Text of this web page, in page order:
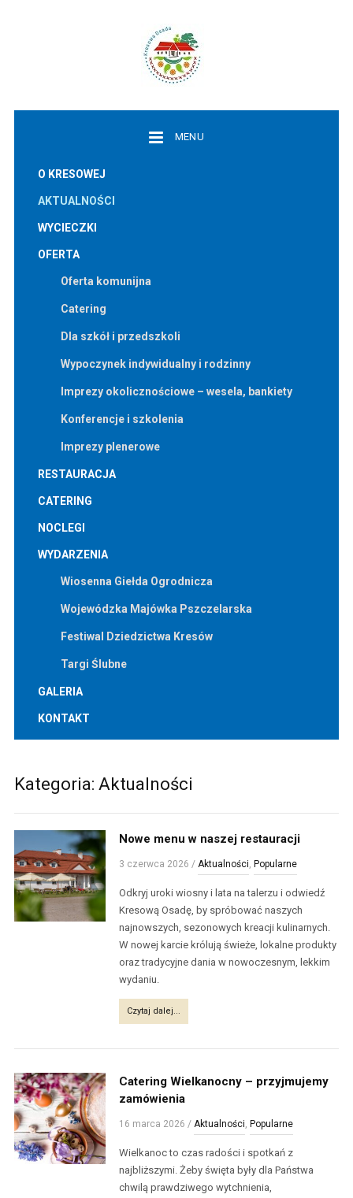
MENU
O KRESOWEJ
AKTUALNOŚCI
WYCIECZKI
OFERTA
Oferta komunijna
Catering
Dla szkół i przedszkoli
Wypoczynek indywidualny i rodzinny
Imprezy okolicznościowe – wesela, bankiety
Konferencje i szkolenia
Imprezy plenerowe
RESTAURACJA
CATERING
NOCLEGI
WYDARZENIA
Wiosenna Giełda Ogrodnicza
Wojewódzka Majówka Pszczelarska
Festiwal Dziedzictwa Kresów
Targi Ślubne
GALERIA
KONTAKT
Kategoria: Aktualności
Nowe menu w naszej restauracji
3 czerwca 2026 /Aktualności, Popularne
Odkryj uroki wiosny i lata na talerzu i odwiedź
Kresową Osadę, by spróbować naszych
najnowszych, sezonowych kreacji kulinarnych.
W nowej karcie królują świeże, lokalne produkty
oraz tradycyjne dania w nowoczesnym, lekkim
wydaniu.
Czytaj dalej...
Catering Wielkanocny – przyjmujemy
zamówienia
16 marca 2026 /Aktualności, Popularne
Wielkanoc to czas radości i spotkań z
najbliższymi. Żeby święta były dla Państwa
chwilą prawdziwego wytchnienia,